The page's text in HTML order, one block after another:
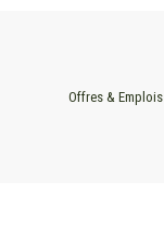
Offres & Emplois